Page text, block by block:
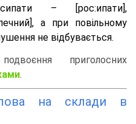
– [роc:ипати],
а при повільному
не відбувається.
приголосних
.
на склади в